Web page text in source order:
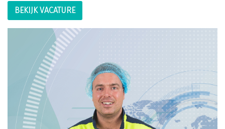
BEKIJK VACATURE